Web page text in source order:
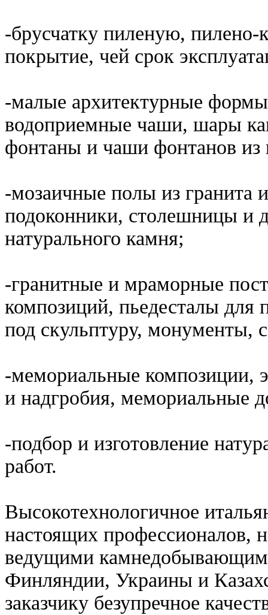
-брусчатку пиленую,
покрытие, чей срок
-малые архитектурные
водоприемные чаши, шары
фонтаны и чаши фонтанов из
-мозаичные полы из гранита
подоконники, столешницы и
натурального камня;
-гранитные и мраморные
композиций, пьедесталы для
под скульптуру, монументы,
-мемориальные композиции,
и надгробия, мемориальные
-подбор и изготовление
работ.
Высокотехнологичное
настоящих профессионалов,
ведущими
Финляндии, Украины и
заказчику безупречное